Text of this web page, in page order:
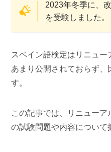
2023年冬季に、
を受験しました。
スペイン語検定はリニュ
あまり公開されておらず
す。
この記事では、リニュー
の試験問題や内容について